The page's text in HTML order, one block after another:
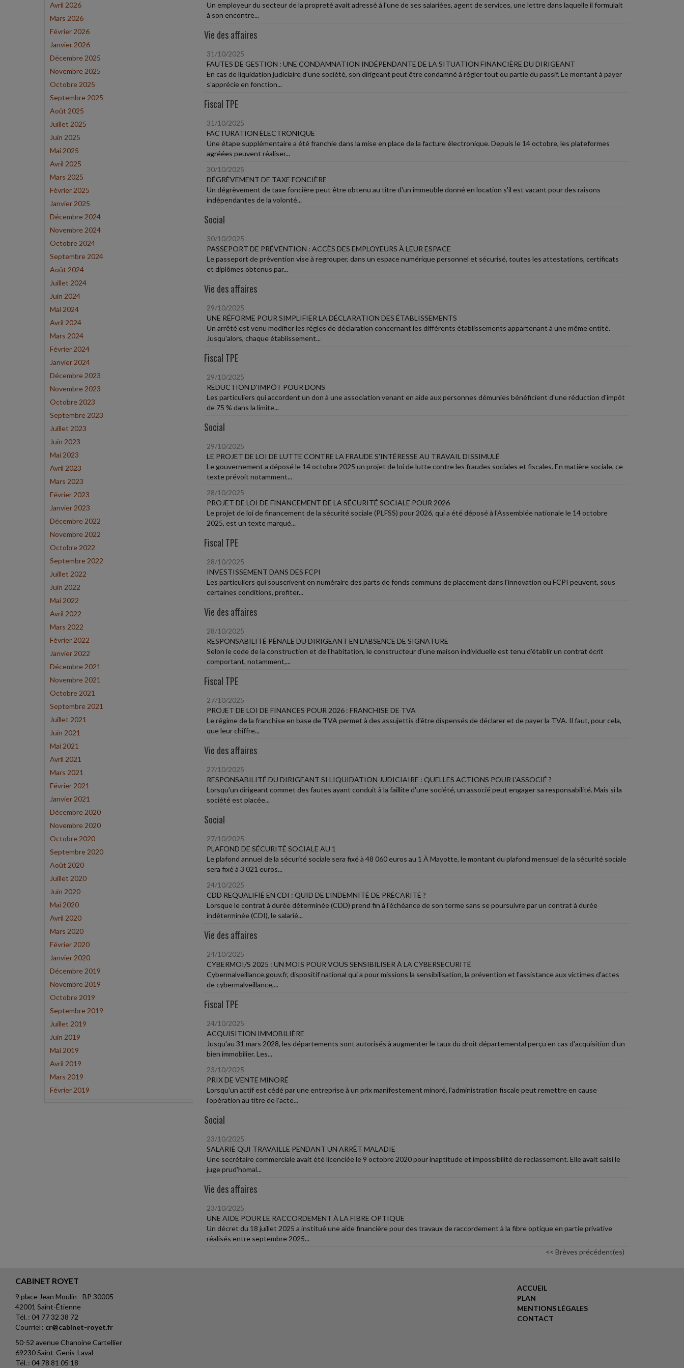
Avril 2026
Mars 2026
Février 2026
Janvier 2026
Décembre 2025
Novembre 2025
Octobre 2025
Septembre 2025
Août 2025
Juillet 2025
Juin 2025
Mai 2025
Avril 2025
Mars 2025
Février 2025
Janvier 2025
Décembre 2024
Novembre 2024
Octobre 2024
Septembre 2024
Août 2024
Juillet 2024
Juin 2024
Mai 2024
Avril 2024
Mars 2024
Février 2024
Janvier 2024
Décembre 2023
Novembre 2023
Octobre 2023
Septembre 2023
Juillet 2023
Juin 2023
Mai 2023
Avril 2023
Mars 2023
Février 2023
Janvier 2023
Décembre 2022
Novembre 2022
Octobre 2022
Septembre 2022
Juillet 2022
Juin 2022
Mai 2022
Avril 2022
Mars 2022
Février 2022
Janvier 2022
Décembre 2021
Novembre 2021
Octobre 2021
Septembre 2021
Juillet 2021
Juin 2021
Mai 2021
Avril 2021
Mars 2021
Février 2021
Janvier 2021
Décembre 2020
Novembre 2020
Octobre 2020
Septembre 2020
Août 2020
Juillet 2020
Juin 2020
Mai 2020
Avril 2020
Mars 2020
Février 2020
Janvier 2020
Décembre 2019
Novembre 2019
Octobre 2019
Septembre 2019
Juillet 2019
Juin 2019
Mai 2019
Avril 2019
Mars 2019
Février 2019
Un employeur du secteur de la propreté avait adressé à l'une de ses salariées, agent de services, une lettre dans laquelle il formulait
à son encontre...
Vie des affaires
31/10/2025
FAUTES DE GESTION : UNE CONDAMNATION INDÉPENDANTE DE LA SITUATION FINANCIÈRE DU DIRIGEANT
En cas de liquidation judiciaire d'une société, son dirigeant peut être condamné à régler tout ou partie du passif. Le montant à payer
s'apprécie en fonction...
Fiscal TPE
31/10/2025
FACTURATION ÉLECTRONIQUE
Une étape supplémentaire a été franchie dans la mise en place de la facture électronique. Depuis le 14 octobre, les plateformes
agréées peuvent réaliser...
30/10/2025
DÉGRÈVEMENT DE TAXE FONCIÈRE
Un dégrèvement de taxe foncière peut être obtenu au titre d'un immeuble donné en location s'il est vacant pour des raisons
indépendantes de la volonté...
Social
30/10/2025
PASSEPORT DE PRÉVENTION : ACCÈS DES EMPLOYEURS À LEUR ESPACE
Le passeport de prévention vise à regrouper, dans un espace numérique personnel et sécurisé, toutes les attestations, certificats
et diplômes obtenus par...
Vie des affaires
29/10/2025
UNE RÉFORME POUR SIMPLIFIER LA DÉCLARATION DES ÉTABLISSEMENTS
Un arrêté est venu modifier les règles de déclaration concernant les différents établissements appartenant à une même entité.
Jusqu'alors, chaque établissement...
Fiscal TPE
29/10/2025
RÉDUCTION D'IMPÔT POUR DONS
Les particuliers qui accordent un don à une association venant en aide aux personnes démunies bénéficient d'une réduction d'impôt
de 75 % dans la limite...
Social
29/10/2025
LE PROJET DE LOI DE LUTTE CONTRE LA FRAUDE S'INTÉRESSE AU TRAVAIL DISSIMULÉ
Le gouvernement a déposé le 14 octobre 2025 un projet de loi de lutte contre les fraudes sociales et fiscales. En matière sociale, ce
texte prévoit notamment...
28/10/2025
PROJET DE LOI DE FINANCEMENT DE LA SÉCURITÉ SOCIALE POUR 2026
Le projet de loi de financement de la sécurité sociale (PLFSS) pour 2026, qui a été déposé à l'Assemblée nationale le 14 octobre
2025, est un texte marqué...
Fiscal TPE
28/10/2025
INVESTISSEMENT DANS DES FCPI
Les particuliers qui souscrivent en numéraire des parts de fonds communs de placement dans l'innovation ou FCPI peuvent, sous
certaines conditions, profiter...
Vie des affaires
28/10/2025
RESPONSABILITÉ PÉNALE DU DIRIGEANT EN L'ABSENCE DE SIGNATURE
Selon le code de la construction et de l'habitation, le constructeur d'une maison individuelle est tenu d'établir un contrat écrit
comportant, notamment,...
Fiscal TPE
27/10/2025
PROJET DE LOI DE FINANCES POUR 2026 : FRANCHISE DE TVA
Le régime de la franchise en base de TVA permet à des assujettis d'être dispensés de déclarer et de payer la TVA. Il faut, pour cela,
que leur chiffre...
Vie des affaires
27/10/2025
RESPONSABILITÉ DU DIRIGEANT SI LIQUIDATION JUDICIAIRE : QUELLES ACTIONS POUR L'ASSOCIÉ ?
Lorsqu'un dirigeant commet des fautes ayant conduit à la faillite d'une société, un associé peut engager sa responsabilité. Mais si la
société est placée...
Social
27/10/2025
PLAFOND DE SÉCURITÉ SOCIALE AU 1
Le plafond annuel de la sécurité sociale sera fixé à 48 060 euros au 1 À Mayotte, le montant du plafond mensuel de la sécurité sociale
sera fixé à 3 021 euros...
24/10/2025
CDD REQUALIFIÉ EN CDI : QUID DE L'INDEMNITÉ DE PRÉCARITÉ ?
Lorsque le contrat à durée déterminée (CDD) prend fin à l'échéance de son terme sans se poursuivre par un contrat à durée
indéterminée (CDI), le salarié...
Vie des affaires
24/10/2025
CYBERMOI/S 2025 : UN MOIS POUR VOUS SENSIBILISER À LA CYBERSECURITÉ
Cybermalveillance.gouv.fr, dispositif national qui a pour missions la sensibilisation, la prévention et l'assistance aux victimes d'actes
de cybermalveillance,...
Fiscal TPE
24/10/2025
ACQUISITION IMMOBILIÈRE
Jusqu'au 31 mars 2028, les départements sont autorisés à augmenter le taux du droit départemental perçu en cas d'acquisition d'un
bien immobilier. Les...
23/10/2025
PRIX DE VENTE MINORÉ
Lorsqu'un actif est cédé par une entreprise à un prix manifestement minoré, l'administration fiscale peut remettre en cause
l'opération au titre de l'acte...
Social
23/10/2025
SALARIÉ QUI TRAVAILLE PENDANT UN ARRÊT MALADIE
Une secrétaire commerciale avait été licenciée le 9 octobre 2020 pour inaptitude et impossibilité de reclassement. Elle avait saisi le
juge prud'homal...
Vie des affaires
23/10/2025
UNE AIDE POUR LE RACCORDEMENT À LA FIBRE OPTIQUE
Un décret du 18 juillet 2025 a institué une aide financière pour des travaux de raccordement à la fibre optique en partie privative
réalisés entre septembre 2025...
<< Brèves précédent(es)
CABINET ROYET
9 place Jean Moulin - BP 30005
42001 Saint-Étienne
Tél. : 04 77 32 38 72
Courriel : cr@cabinet-royet.fr
50-52 avenue Chanoine Cartellier
69230 Saint-Genis-Laval
Tél. : 04 78 81 05 18
ACCUEIL
PLAN
MENTIONS LÉGALES
CONTACT